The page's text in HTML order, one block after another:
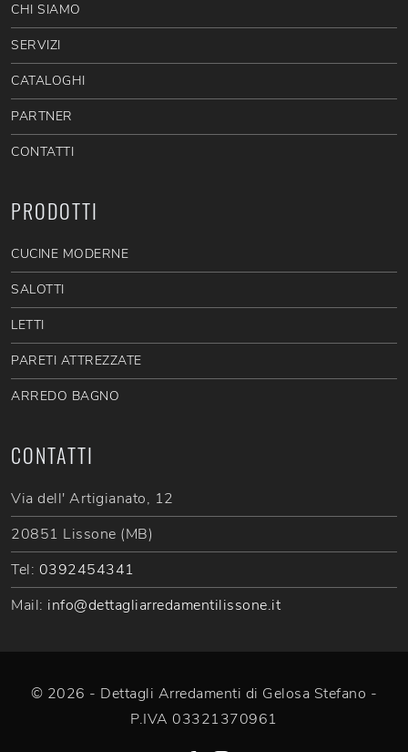
CHI SIAMO
SERVIZI
CATALOGHI
PARTNER
CONTATTI
PRODOTTI
CUCINE MODERNE
SALOTTI
LETTI
PARETI ATTREZZATE
ARREDO BAGNO
CONTATTI
Via dell' Artigianato, 12
20851 Lissone (MB)
Tel: 0392454341
Mail: info@dettagliarredamentilissone.it
© 2026 - Dettagli Arredamenti di Gelosa Stefano -
P.IVA 03321370961